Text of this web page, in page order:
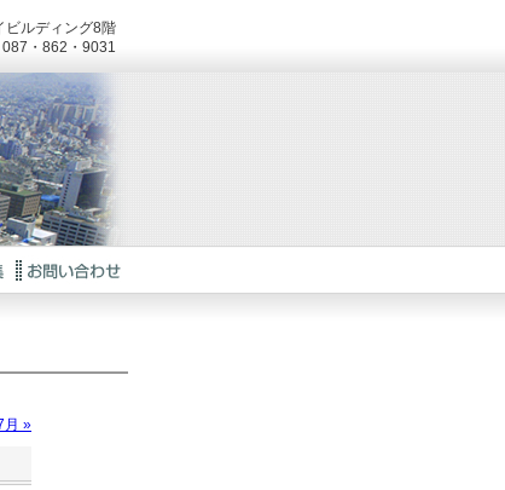
ビルディング8階
・862・9031
月 »